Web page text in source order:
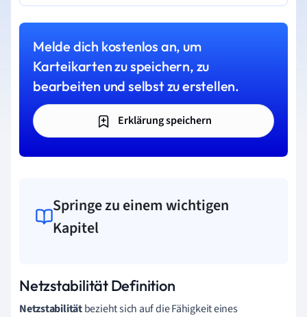
Melde dich kostenlos an, um
Karteikarten zu speichern, zu
bearbeiten und selbst zu erstellen.
Erklärung speichern
Springe zu einem wichtigen
Kapitel
Netzstabilität Definition
Netzstabilitätbezieht sich auf die Fähigkeit eines